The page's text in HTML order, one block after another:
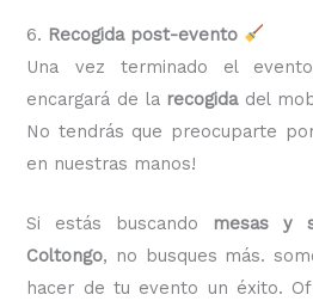
6. Recogida post-evento
Una vez terminado el
encargará de la recogidadel
No tendrás que preocuparte
en nuestras manos!
Si estás buscando
mesas y
Coltongo, no busques más.
hacer de tu evento un éxito.